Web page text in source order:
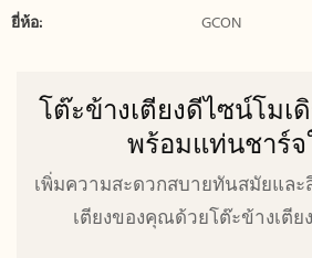
ยี่ห้อ:
GCON
โต๊ะข้างเตียงดีไซน์โม
พร้อมแท่นชาร์
เพิ่มความสะดวกสบายทันสมัยแล
เตียงของคุณด้วยโต๊ะข้างเตียง